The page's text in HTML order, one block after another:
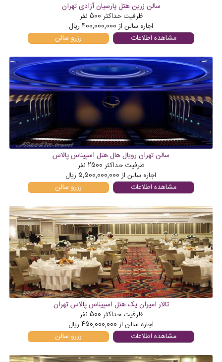
سالن زرین هتل پارسیان آزادی تهران
ظرفیت حداکثر 500 نفر
اجاره سالن از400,000,000 ریال
مشاهده اطلاعات
رزرو سالن
سالن تهران رویال هال هتل اسپیناس پالاس
ظرفیت حداکثر 2500 نفر
اجاره سالن از5,500,000,000 ریال
مشاهده اطلاعات
رزرو سالن
تالار امیران یک هتل اسپیناس پالاس تهران
ظرفیت حداکثر 500 نفر
اجاره سالن از450,000,000 ریال
مشاهده اطلاعات
رزرو سالن